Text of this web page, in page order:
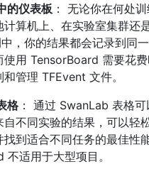
的仪表板 ： 无论你在何处训
计算机上、在实验室集群还
，你的结果都会记录到同
使用 TensorBoard 需要花
管理 TFEvent 文件。
格 ： 通过 SwanLab 表格可
自不同实验的结果，可以轻
到适合不同任务的最佳性能
适用于大型项目。